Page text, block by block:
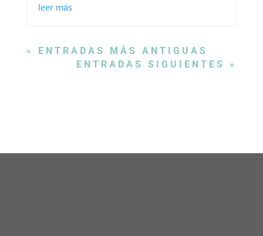
leer más
« ENTRADAS MÁS ANTIGUAS
ENTRADAS SIGUIENTES »